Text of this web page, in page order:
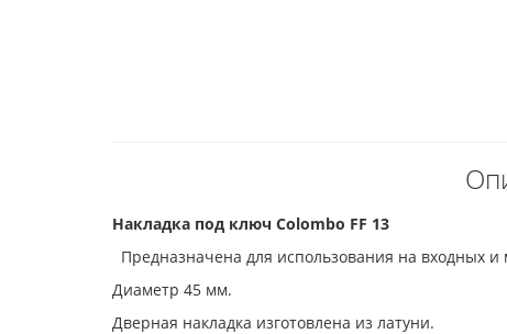
Накладка под ключ Colombo FF 13
Предназначена для использования на входных
Диаметр 45 мм.
Дверная накладка изготовлена из латуни.